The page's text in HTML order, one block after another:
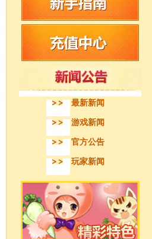
最新新闻
游戏新闻
官方公告
玩家新闻